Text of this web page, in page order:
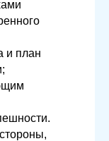
и план